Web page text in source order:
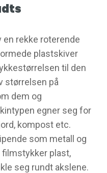
en rekke roterende
plastskiver
til den
størrelsen på
dem og
egner seg for
kompost etc.
som metall og
filmstykker plast,
seg rundt akslene.